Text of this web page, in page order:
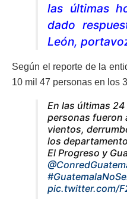
las últimas
dado
León,
Según el reporte de la
10 mil 47 personas en los
En las últimas
personas fueron
vientos,
los
El Progreso y
pic.twitter.com/